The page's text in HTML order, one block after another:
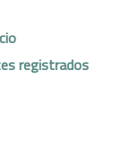
registrados